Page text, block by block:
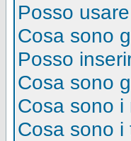
Posso
Cosa sono
Posso
Cosa sono
Cosa sono i
Cosa sono i